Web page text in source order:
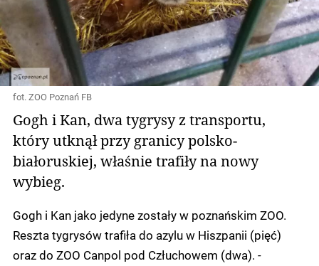
fot. ZOO Poznań FB
Gogh i Kan, dwa tygrysy z transportu,
który utknął przy granicy polsko-
białoruskiej, właśnie trafiły na nowy
wybieg.
Gogh i Kan jako jedyne zostały w poznańskim ZOO.
Reszta tygrysów trafiła do azylu w Hiszpanii (pięć)
oraz do ZOO Canpol pod Człuchowem (dwa). -